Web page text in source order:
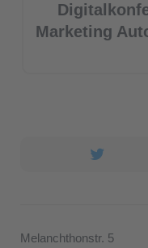
Marketing
Melanchthonstr. 5